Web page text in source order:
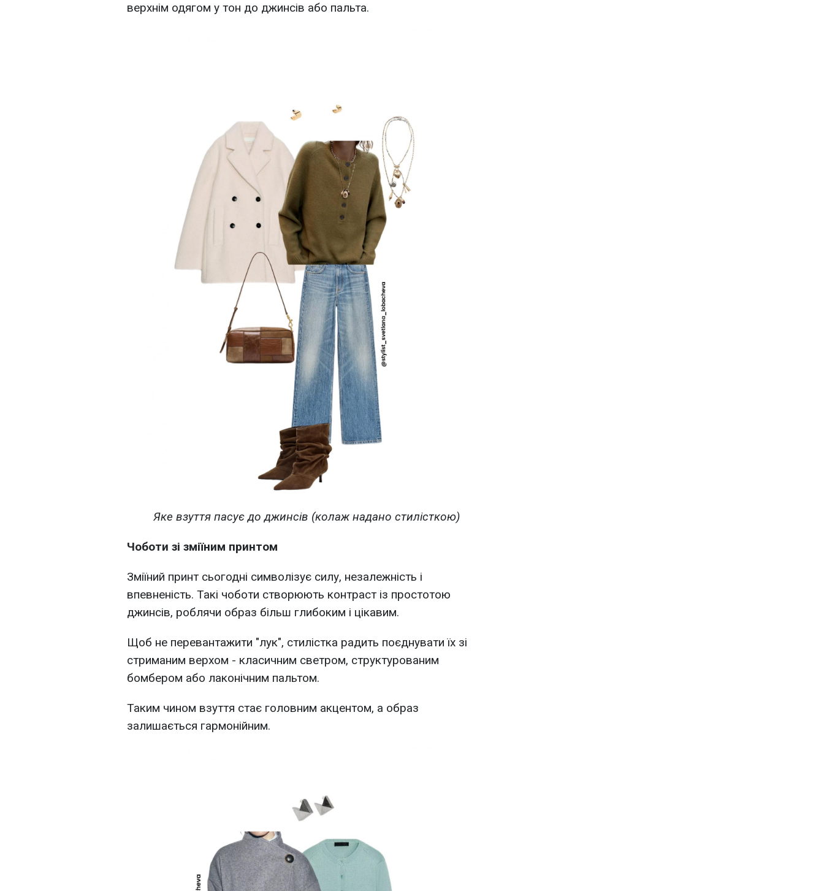
верхнім одягом у тон до джинсів або пальта.
Яке взуття пасує до джинсів (колаж надано стилісткою)
Чоботи зі зміїним принтом
Зміїний принт сьогодні символізує силу, незалежність і
впевненість. Такі чоботи створюють контраст із простотою
джинсів, роблячи образ більш глибоким і цікавим.
Щоб не перевантажити "лук", стилістка радить поєднувати їх зі
стриманим верхом - класичним светром, структурованим
бомбером або лаконічним пальтом.
Таким чином взуття стає головним акцентом, а образ
залишається гармонійним.